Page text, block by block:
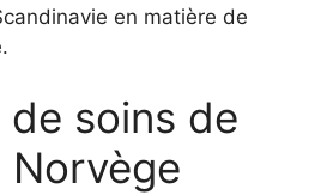
en matière de
soins de
Norvège